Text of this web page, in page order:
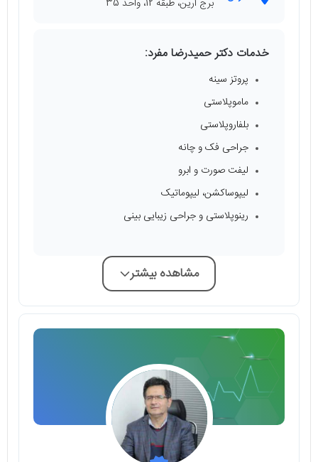
برج آرين، طبقه 12، واحد 35
خدمات دکتر حمیدرضا مفرد:
پروتز سینه
ماموپلاستی
بلفاروپلاستی
جراحی فک و چانه
لیفت صورت و ابرو
لیپوساکشن، لیپوماتیک
رینوپلاستی و جراحی زیبایی بینی
مشاهده بیشتر